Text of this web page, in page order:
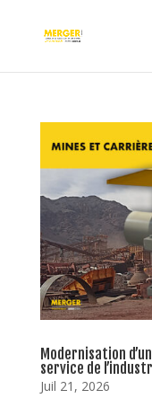
Modernisation
service de
Juil 21, 2026